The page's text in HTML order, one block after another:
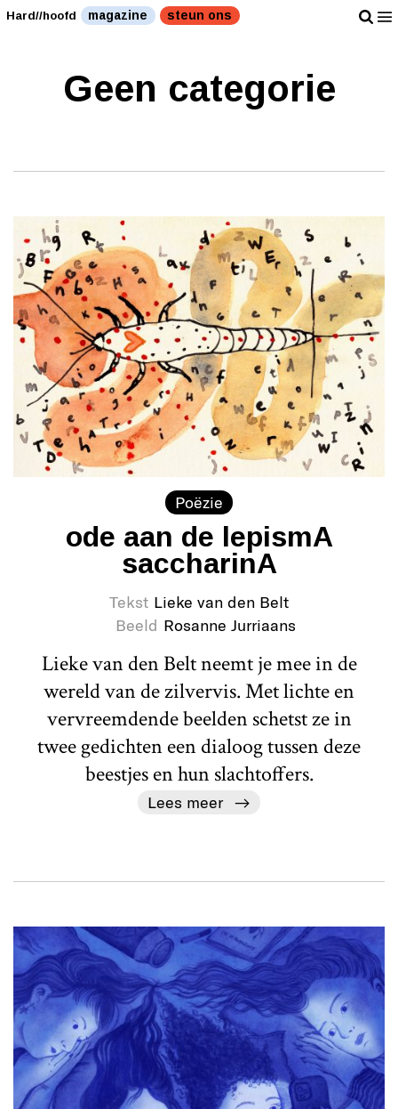
Hard//hoofd magazine steun ons
Geen categorie
Poëzie
ode aan de lepismA
saccharinA
Tekst Lieke van den Belt
Beeld Rosanne Jurriaans
Lieke van den Belt neemt je mee in de
wereld van de zilvervis. Met lichte en
vervreemdende beelden schetst ze in
twee gedichten een dialoog tussen deze
beestjes en hun slachtoffers.
Lees meer